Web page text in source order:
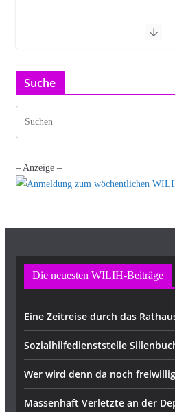
Suche
– Anzeige –
Die neuesten WILIH-Beiträge
Eine Zeitreise durch das
Sozialhilfedienststelle
Wer wird denn da noch
Massenhaft Verletzte an der